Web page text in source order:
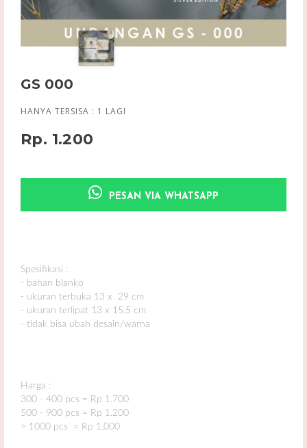
GS 000
HANYA TERSISA : 1 LAGI
Rp. 1.200
PESAN VIA WHATSAPP
Spesifikasi :
- bahan blanko
- ukuran terbuka 13 x 29 cm
- ukuran terlipat 13 x 15.5 cm
- tidak bisa ubah desain/warna
Harga :
300 - 400 pcs = Rp 1.700
500 - 900 pcs = Rp 1.200
> 1000 pcs = Rp 1.000